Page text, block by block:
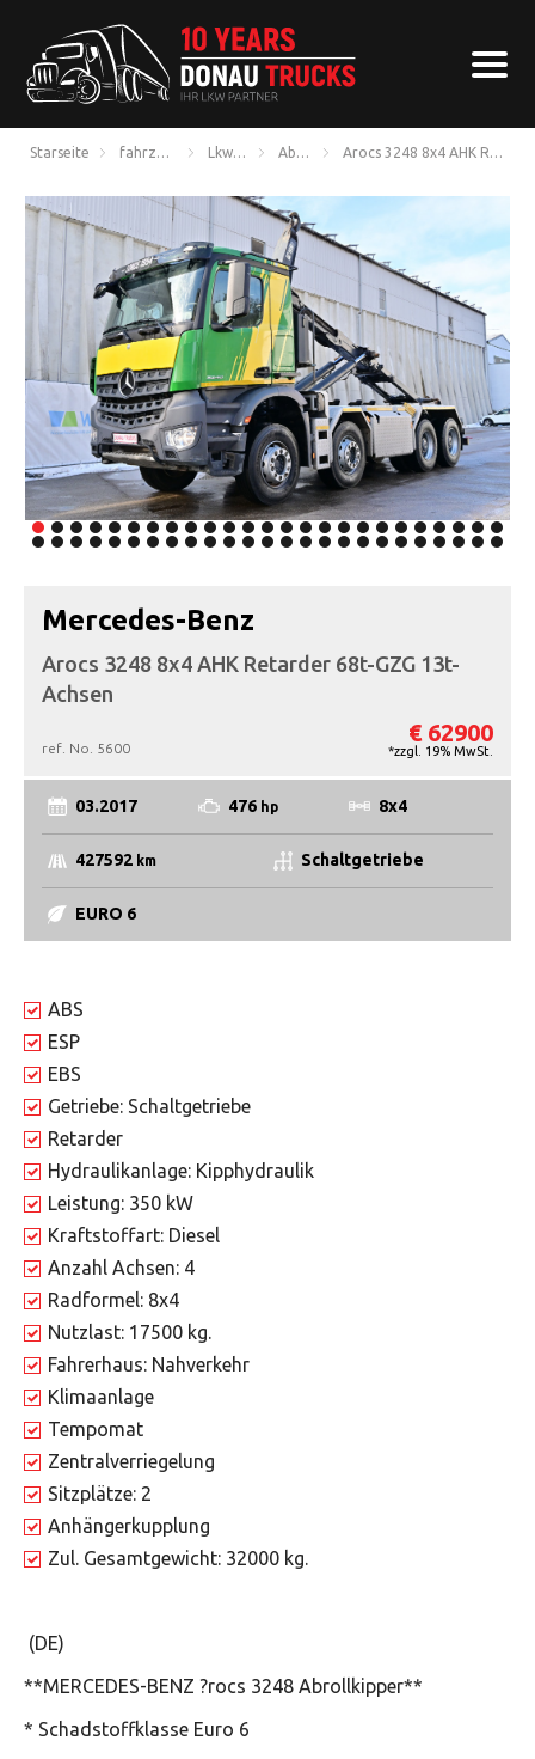
Starseite fahrzeugangeboteLkw über 7,5 tAbrollkipperArocs 3248 8x4 AHK
Mercedes-Benz
Arocs 3248 8x4 AHK Retarder 68t-GZG 13t-
Achsen
ref. No. 5600
€ 62900
*zzgl. 19% MwSt.
03.2017 476 hp 8x4
427592 km Schaltgetriebe
EURO 6
ABS
ESP
EBS
Getriebe: Schaltgetriebe
Retarder
Hydraulikanlage: Kipphydraulik
Leistung: 350 kW
Kraftstoffart: Diesel
Anzahl Achsen: 4
Radformel: 8x4
Nutzlast: 17500 kg.
Fahrerhaus: Nahverkehr
Klimaanlage
Tempomat
Zentralverriegelung
Sitzplätze: 2
Anhängerkupplung
Zul. Gesamtgewicht: 32000 kg.
(DE)
**MERCEDES-BENZ ?rocs 3248 Abrollkipper**
* Schadstoffklasse Euro 6